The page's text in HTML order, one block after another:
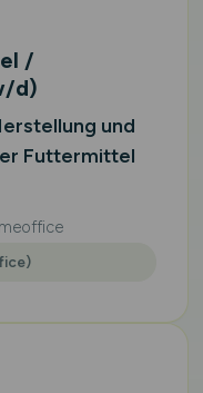
/
d)
und
Futtermittel